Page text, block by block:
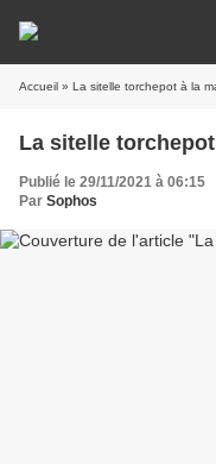
Accueil » La sitelle torchepot à la
La sitelle
Publié le 29/11/2021 à 06:15
Par Sophos